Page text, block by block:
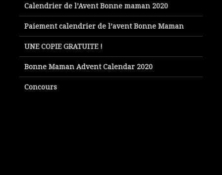
Calendrier de l’Avent Bonne maman 2020
Paiement calendrier de l’avent Bonne Maman
UNE COPIE GRATUITE !
Bonne Maman Advent Calendar 2020
Concours